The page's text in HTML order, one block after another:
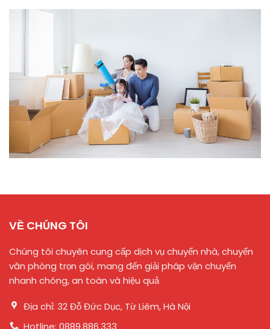
VỀ CHÚNG TÔI
Chúng tôi chuyên cung cấp dịch vụ chuyển nhà, chuyển
văn phòng trọn gói, mang đến giải pháp vận chuyển
nhanh chóng, an toàn và hiệu quả
Địa chỉ: 32 Đỗ Đức Dục, Từ Liêm, Hà Nội
Hotline: 0889.886.333